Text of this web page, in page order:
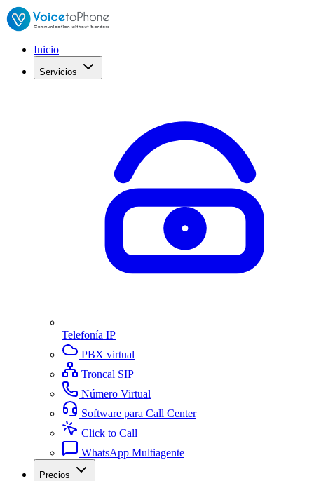
Inicio
Servicios
Telefonía IP
PBX virtual
Troncal SIP
Número Virtual
Software para Call Center
Click to Call
WhatsApp Multiagente
Precios